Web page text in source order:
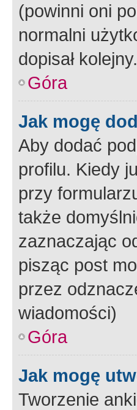
(powinni oni
normalni
dopisał kolejny.
Góra
Jak mogę
Aby dodać
profilu. Kiedy
przy
także
zaznaczając
pisząc post
przez
wiadomości)
Góra
Jak mogę
Tworzenie